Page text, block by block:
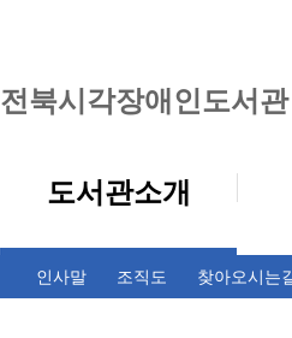
전북시각장애인도서관
도서관소개
인사말 조직도 찾아오시는